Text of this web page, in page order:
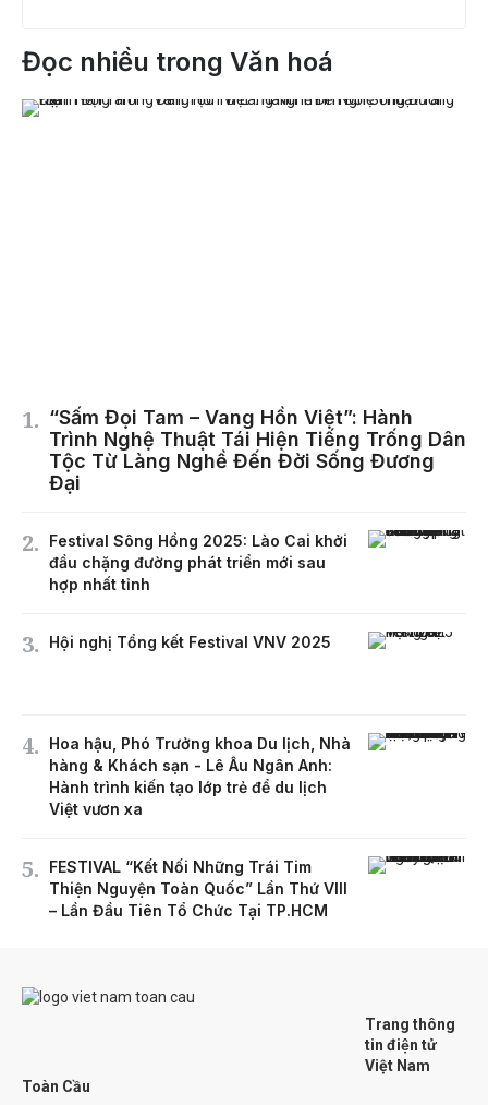
Đọc nhiều trong Văn hoá
“Sấm Đọi Tam – Vang Hồn Việt”: Hành
Trình Nghệ Thuật Tái Hiện Tiếng Trống Dân
Tộc Từ Làng Nghề Đến Đời Sống Đương
Đại
Festival Sông Hồng 2025: Lào Cai khởi
đầu chặng đường phát triển mới sau
hợp nhất tỉnh
Hội nghị Tổng kết Festival VNV 2025
Hoa hậu, Phó Trưởng khoa Du lịch, Nhà
hàng & Khách sạn - Lê Âu Ngân Anh:
Hành trình kiến tạo lớp trẻ để du lịch
Việt vươn xa
FESTIVAL “Kết Nối Những Trái Tim
Thiện Nguyện Toàn Quốc” Lần Thứ VIII
– Lần Đầu Tiên Tổ Chức Tại TP.HCM
Trang thông
tin điện tử
Việt Nam
Toàn Cầu